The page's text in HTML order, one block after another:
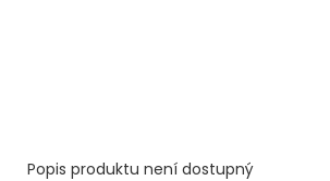
Popis produktu není dostupný